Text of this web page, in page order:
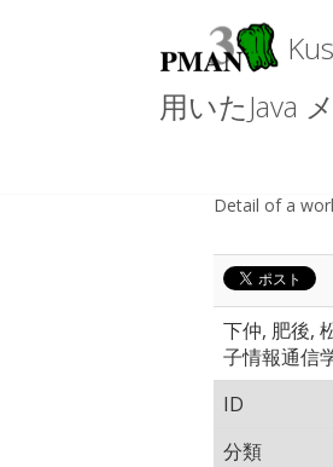
用いたJava
Detail of a
下仲, 肥後,
子情報通信
ID
分類